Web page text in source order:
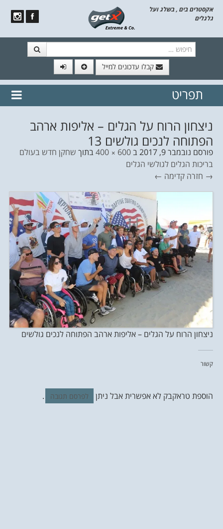
אקסטרים בים , בשלג ועל
גלגלים
קבלו עדכונים למייל
// הצטרף לרשימת תפוצה!
נשמח
תפריט
ניצחון הרוח על הגלים – אליפות ארהב
הפתוחה לנכים גולשים 13
פורסם נובמבר 9, 2017 ב600 × 400 בתוך שחקן חדש בעולם
בריכות הגלים לגולשי הגלים
→ חזרה קדימה ←
ניצחון הרוח על הגלים – אליפות ארהב הפתוחה לנכים גולשים
קשור
הוספת טראקבק לא אפשרית אבל ניתן לפרסם תגובה .